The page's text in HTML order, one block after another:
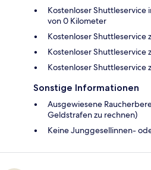
Kostenloser Shuttleservice
von 0 Kilometer
Kostenloser Shuttleservice
Kostenloser Shuttleservice
Kostenloser Shuttleservice
Sonstige Informationen
Ausgewiesene
Geldstrafen zu rechnen)
Keine Junggesellinnen-